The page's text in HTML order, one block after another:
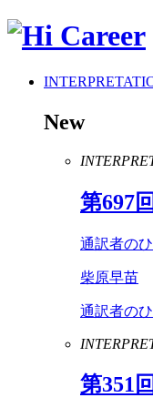
New
第697
通訳者の
柴原早苗
通訳者の
第351